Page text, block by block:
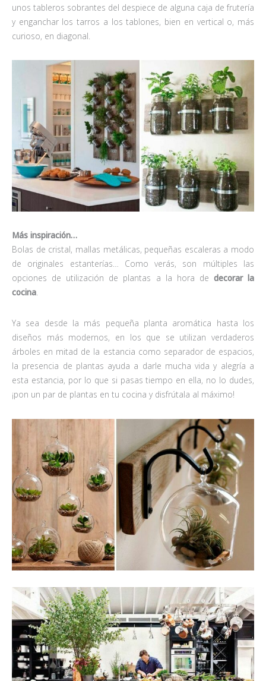
unos tableros sobrantes del despiece de alguna caja de frutería
y enganchar los tarros a los tablones, bien en vertical o, más
curioso, en diagonal.
Más inspiración…
Bolas de cristal, mallas metálicas, pequeñas escaleras a modo
de originales estanterías… Como verás, son múltiples las
opciones de utilización de plantas a la hora de decorar la
cocina.
Ya sea desde la más pequeña planta aromática hasta los
diseños más modernos, en los que se utilizan verdaderos
árboles en mitad de la estancia como separador de espacios,
la presencia de plantas ayuda a darle mucha vida y alegría a
esta estancia, por lo que si pasas tiempo en ella, no lo dudes,
¡pon un par de plantas en tu cocina y disfrútala al máximo!